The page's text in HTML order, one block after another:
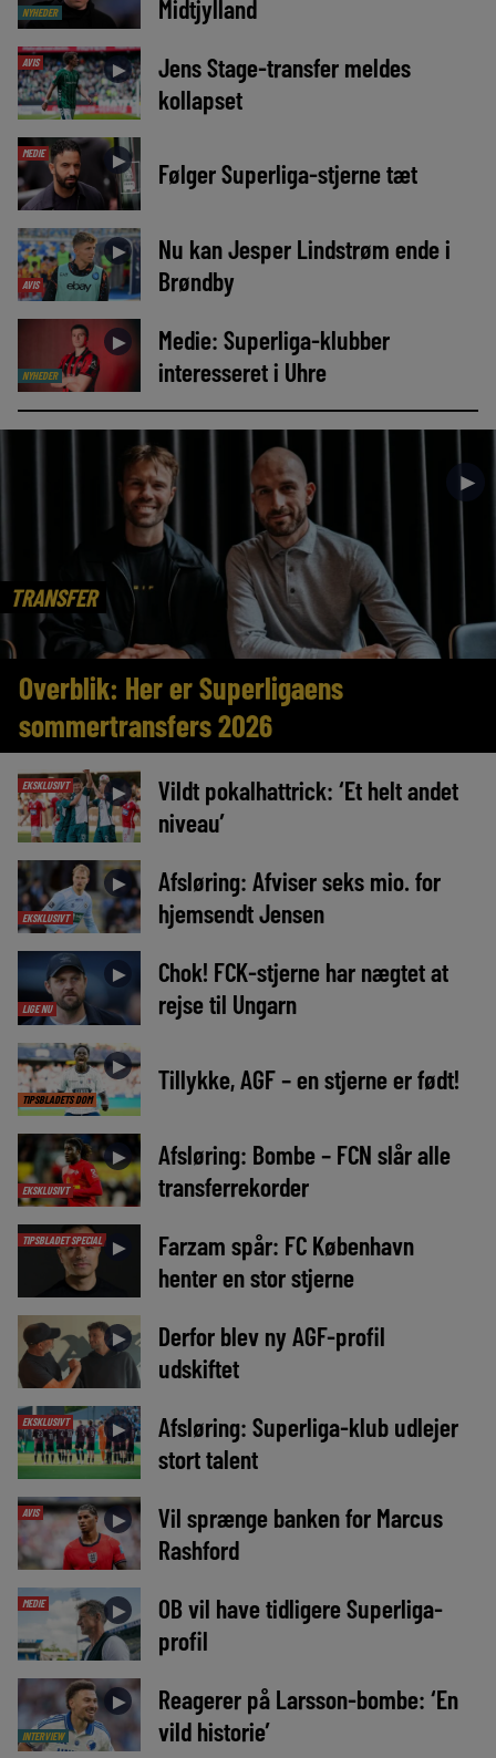
NYHEDER Midtjylland
AVIS ►
Jens Stage-transfer meldes
kollapset
MEDIE ► Følger Superliga-stjerne tæt
AVIS
►
Nu kan Jesper Lindstrøm ende i
Brøndby
NYHEDER
►
Medie: Superliga-klubber
interesseret i Uhre
TRANSFER
►
Overblik: Her er Superligaens
sommertransfers 2026
EKSKLUSIVT ►
Vildt pokalhattrick: ‘Et helt andet
niveau’
EKSKLUSIVT
►
Afsløring: Afviser seks mio. for
hjemsendt Jensen
LIGE NU
►
Chok! FCK-stjerne har nægtet at
rejse til Ungarn
TIPSBLADETS DOM
► Tillykke, AGF – en stjerne er født!
EKSKLUSIVT
►
Afsløring: Bombe – FCN slår alle
transferrekorder
TIPSBLADET SPECIAL ►
Farzam spår: FC København
henter en stor stjerne
►
Derfor blev ny AGF-profil
udskiftet
EKSKLUSIVT ►
Afsløring: Superliga-klub udlejer
stort talent
AVIS ►
Vil sprænge banken for Marcus
Rashford
MEDIE ►
OB vil have tidligere Superliga-
profil
INTERVIEW
►
Reagerer på Larsson-bombe: ‘En
vild historie’